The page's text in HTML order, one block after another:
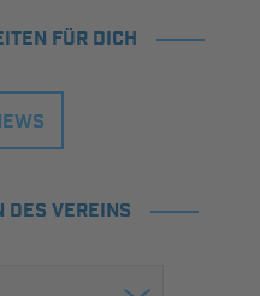
FÜR DICH
DES VEREINS